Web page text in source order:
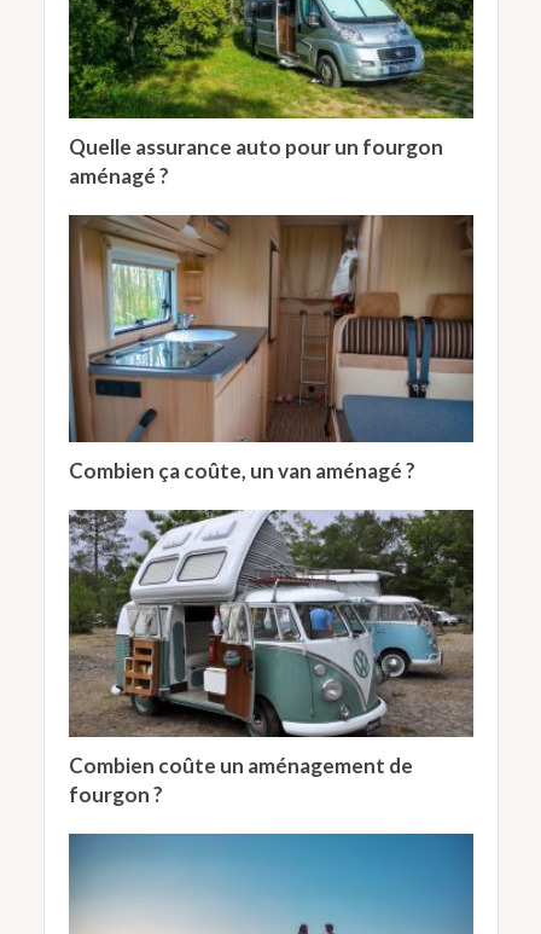
Quelle assurance auto pour un fourgon
aménagé ?
Combien ça coûte, un van aménagé ?
Combien coûte un aménagement de
fourgon ?